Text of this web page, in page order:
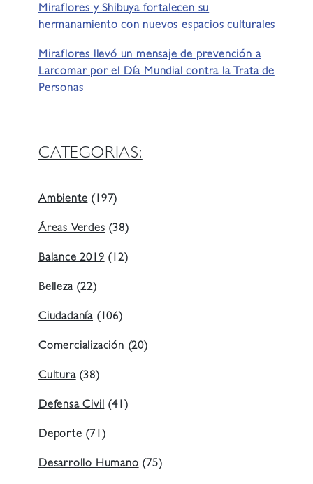
Miraflores y Shibuya fortalecen su
hermanamiento con nuevos espacios culturales
Miraflores llevó un mensaje de prevención a
Larcomar por el Día Mundial contra la Trata de
Personas
CATEGORIAS:
Ambiente(197)
Áreas Verdes(38)
Balance 2019(12)
Belleza(22)
Ciudadanía (106)
Comercialización(20)
Cultura(38)
Defensa Civil(41)
Deporte(71)
Desarrollo Humano(75)